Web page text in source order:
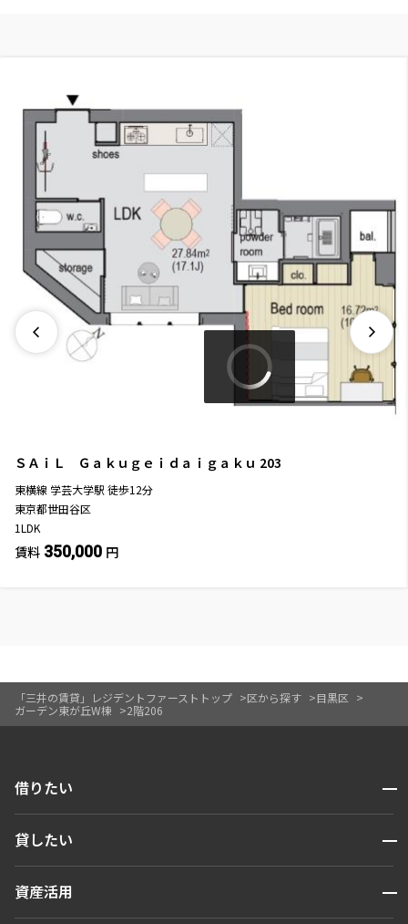
「三井の賃貸」レジデントファーストトップ 区から探す
目黒区
ガーデン東が丘W棟
2階206
ＳＡｉＬ Ｇａｋｕｇｅｉｄａｉｇａｋｕ 203
東横線 学芸大学駅 徒歩12分
東京都世田谷区
1LDK
賃料 350,000 円
借りたい 開閉
人気エリアから探す
貸したい 開閉
お問い合わせ
資産活用 開閉